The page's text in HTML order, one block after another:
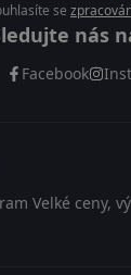
se
nás
Facebook
Velké ceny,